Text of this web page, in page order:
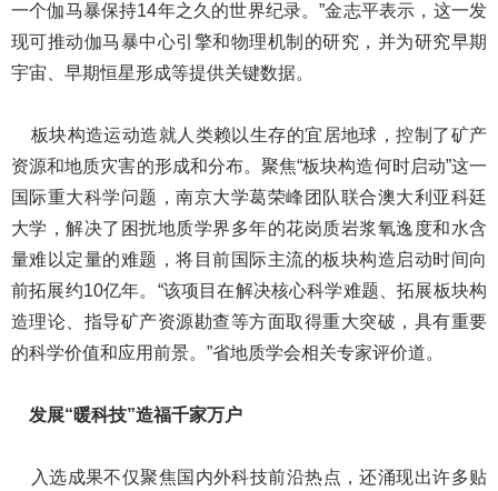
一个伽马暴保持14年之久的世界纪录。”金志平表示，这一发
现可推动伽马暴中心引擎和物理机制的研究，并为研究早期
宇宙、早期恒星形成等提供关键数据。
板块构造运动造就人类赖以生存的宜居地球，控制了矿产
资源和地质灾害的形成和分布。聚焦“板块构造何时启动”这一
国际重大科学问题，南京大学葛荣峰团队联合澳大利亚科廷
大学，解决了困扰地质学界多年的花岗质岩浆氧逸度和水含
量难以定量的难题，将目前国际主流的板块构造启动时间向
前拓展约10亿年。“该项目在解决核心科学难题、拓展板块构
造理论、指导矿产资源勘查等方面取得重大突破，具有重要
的科学价值和应用前景。”省地质学会相关专家评价道。
发展“暖科技”造福千家万户
入选成果不仅聚焦国内外科技前沿热点，还涌现出许多贴